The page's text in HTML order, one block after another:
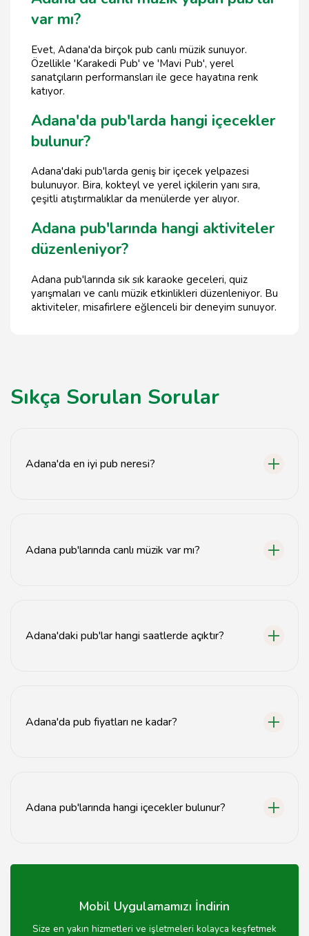
var mı?
Evet, Adana'da birçok pub canlı müzik sunuyor.
Özellikle 'Karakedi Pub' ve 'Mavi Pub', yerel
sanatçıların performansları ile gece hayatına renk
katıyor.
Adana'da pub'larda hangi içecekler
bulunur?
Adana'daki pub'larda geniş bir içecek yelpazesi
bulunuyor. Bira, kokteyl ve yerel içkilerin yanı sıra,
çeşitli atıştırmalıklar da menülerde yer alıyor.
Adana pub'larında hangi aktiviteler
düzenleniyor?
Adana pub'larında sık sık karaoke geceleri, quiz
yarışmaları ve canlı müzik etkinlikleri düzenleniyor. Bu
aktiviteler, misafirlere eğlenceli bir deneyim sunuyor.
Sıkça Sorulan Sorular
Adana'da en iyi pub neresi?
Adana pub'larında canlı müzik var mı?
Adana'daki pub'lar hangi saatlerde açıktır?
Adana'da pub fiyatları ne kadar?
Adana pub'larında hangi içecekler bulunur?
içecekler gibi çeşitli seçenekler bulunmaktadır.
Mobil Uygulamamızı İndirin
Size en yakın hizmetleri ve işletmeleri kolayca keşfetmek